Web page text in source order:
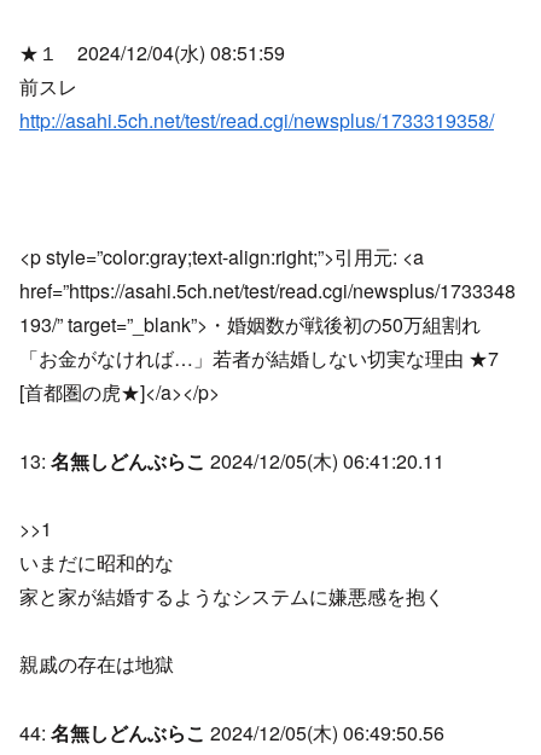
★１ 2024/12/04(水) 08:51:59
前スレ
http://asahi.5ch.net/test/read.cgi/newsplus/1733319358/
<p style=”color:gray;text-align:right;”>引用元: <a
href=”https://asahi.5ch.net/test/read.cgi/newsplus/1733348
193/” target=”_blank”>・婚姻数が戦後初の50万組割れ
「お金がなければ…」若者が結婚しない切実な理由 ★7
[首都圏の虎★]</a></p>
13: 名無しどんぶらこ 2024/12/05(木) 06:41:20.11
>>1
いまだに昭和的な
家と家が結婚するようなシステムに嫌悪感を抱く
親戚の存在は地獄
44: 名無しどんぶらこ 2024/12/05(木) 06:49:50.56